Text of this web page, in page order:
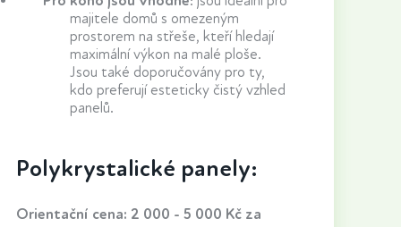
majitele domů s omezeným
prostorem na střeše, kteří hledají
maximální výkon na malé ploše.
Jsou také doporučovány pro ty,
kdo preferují esteticky čistý vzhled
panelů.
Polykrystalické panely:
Orientační cena: 2 000 - 5 000 Kč za